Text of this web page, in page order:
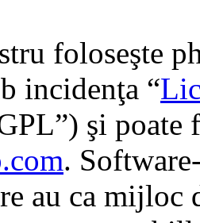
foloseşte
incidenţa “
şi poate
.
au ca mijloc